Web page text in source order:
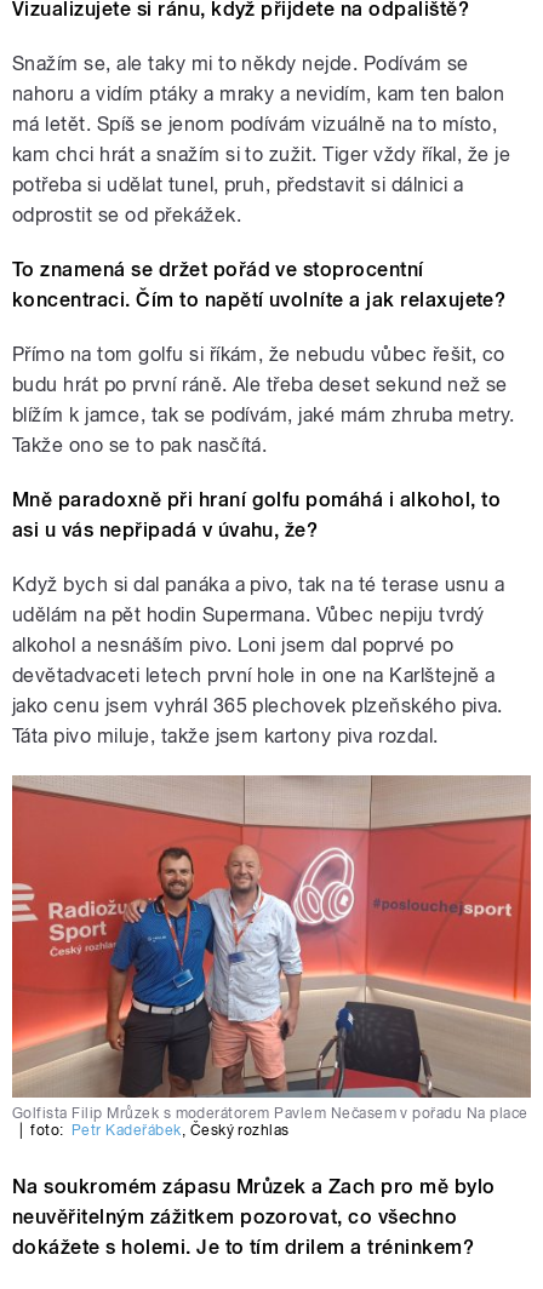
Vizualizujete si ránu, když přijdete na odpaliště?
Snažím se, ale taky mi to někdy nejde. Podívám se
nahoru a vidím ptáky a mraky a nevidím, kam ten balon
má letět. Spíš se jenom podívám vizuálně na to místo,
kam chci hrát a snažím si to zužit. Tiger vždy říkal, že je
potřeba si udělat tunel, pruh, představit si dálnici a
odprostit se od překážek.
To znamená se držet pořád ve stoprocentní
koncentraci. Čím to napětí uvolníte a jak relaxujete?
Přímo na tom golfu si říkám, že nebudu vůbec řešit, co
budu hrát po první ráně. Ale třeba deset sekund než se
blížím k jamce, tak se podívám, jaké mám zhruba metry.
Takže ono se to pak nasčítá.
Mně paradoxně při hraní golfu pomáhá i alkohol, to
asi u vás nepřipadá v úvahu, že?
Když bych si dal panáka a pivo, tak na té terase usnu a
udělám na pět hodin Supermana. Vůbec nepiju tvrdý
alkohol a nesnáším pivo. Loni jsem dal poprvé po
devětadvaceti letech první hole in one na Karlštejně a
jako cenu jsem vyhrál 365 plechovek plzeňského piva.
Táta pivo miluje, takže jsem kartony piva rozdal.
Golfista Filip Mrůzek s moderátorem Pavlem Nečasem v pořadu Na place
foto: Petr Kadeřábek, Český rozhlas
Na soukromém zápasu Mrůzek a Zach pro mě bylo
neuvěřitelným zážitkem pozorovat, co všechno
dokážete s holemi. Je to tím drilem a tréninkem?